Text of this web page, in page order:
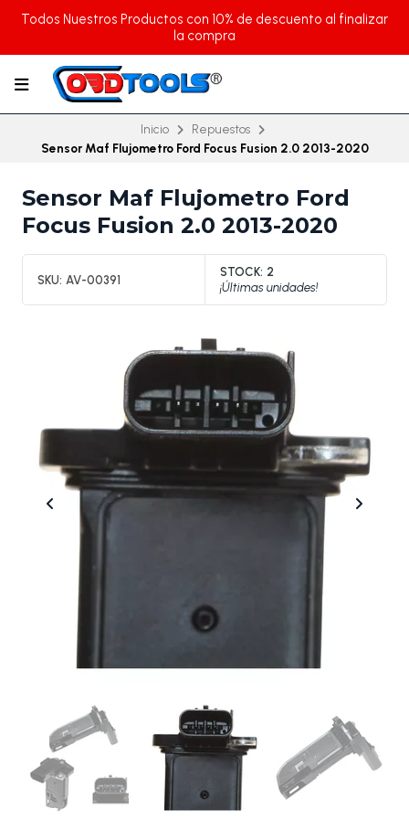
Todos Nuestros Productos con 10% de descuento al finalizar
la compra
Inicio
Repuestos
Sensor Maf Flujometro Ford Focus Fusion 2.0 2013-2020
Sensor Maf Flujometro Ford
Focus Fusion 2.0 2013-2020
SKU: AV-00391
STOCK: 2
¡Últimas unidades!